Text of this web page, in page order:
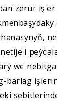
zerur işler
we
barlag